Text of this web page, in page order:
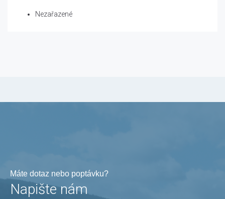
Nezařazené
Máte dotaz nebo poptávku?
Napište nám